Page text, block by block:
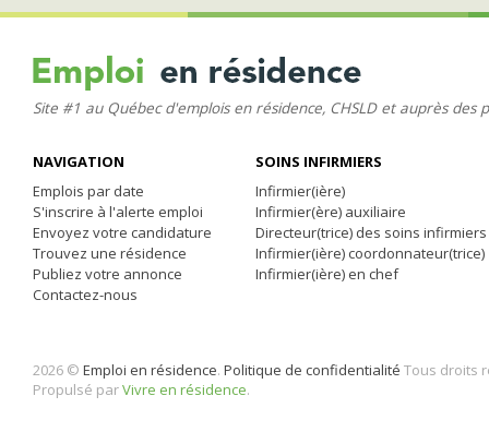
Site #1 au Québec d'emplois en résidence, CHSLD et auprès des
NAVIGATION
Emplois par date
S'inscrire à l'alerte emploi
Envoyez votre candidature
Trouvez une résidence
Publiez votre annonce
Contactez-nous
SOINS INFIRMIERS
Infirmier(ière)
Infirmier(ère) auxiliaire
Directeur(trice) des soins infirmiers
Infirmier(ière) coordonnateur(trice)
Infirmier(ière) en chef
2026 © Emploi en résidence. Politique de confidentialité Tous droits
Propulsé parVivre en résidence.